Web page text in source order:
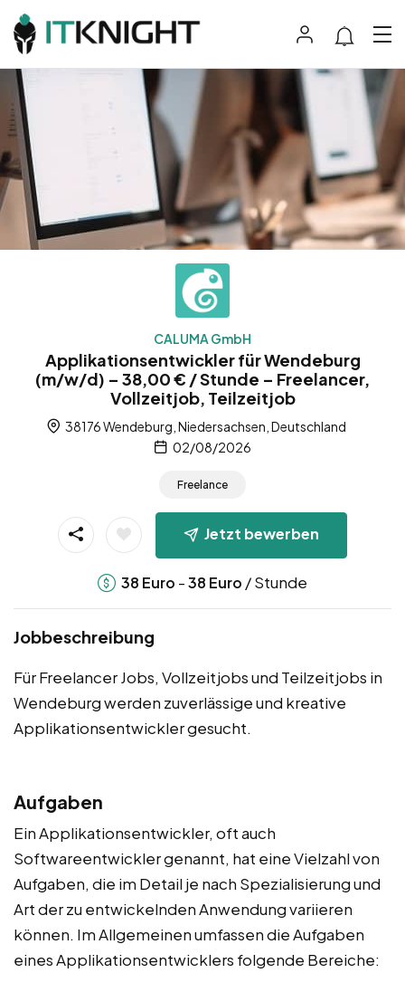
CALUMA GmbH
Applikationsentwickler für Wendeburg
(m/w/d) – 38,00 € / Stunde – Freelancer,
Vollzeitjob, Teilzeitjob
38176 Wendeburg, Niedersachsen, Deutschland
02/08/2026
Freelance
Jetzt bewerben
38 Euro -38 Euro / Stunde
Jobbeschreibung
Für Freelancer Jobs, Vollzeitjobs und Teilzeitjobs in
Wendeburg werden zuverlässige und kreative
Applikationsentwickler gesucht.
Aufgaben
Ein Applikationsentwickler, oft auch
Softwareentwickler genannt, hat eine Vielzahl von
Aufgaben, die im Detail je nach Spezialisierung und
Art der zu entwickelnden Anwendung variieren
können. Im Allgemeinen umfassen die Aufgaben
eines Applikationsentwicklers folgende Bereiche: